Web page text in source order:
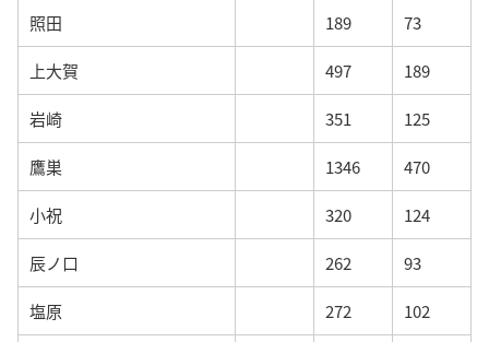
照田 189 73
上大賀 497 189
岩崎 351 125
鷹巣 1346 470
小祝 320 124
辰ノ口 262 93
塩原 272 102